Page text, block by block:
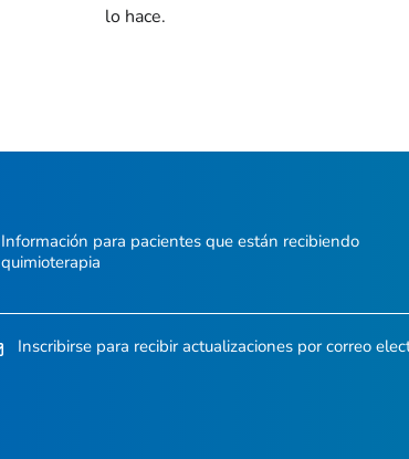
lo hace.
Información para pacientes que están recibiendo
quimioterapia
Inscribirse para recibir actualizaciones por correo